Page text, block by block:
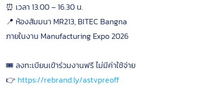
⏰ เวลา 13.00 – 16.30 น.
📍 ห้องสัมมนา MR213, BITEC Bangna
ภายในงาน Manufacturing Expo 2026
🎟️ ลงทะเบียนเข้าร่วมงานฟรี ไม่มีค่าใช้จ่าย
👉 https://rebrand.ly/astvpreoff